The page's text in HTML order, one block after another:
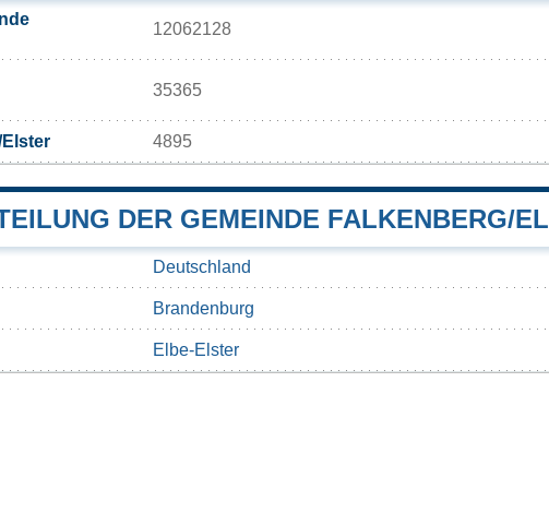
12062128
35365
4895
DER GEMEINDE FALKENBERG/
Deutschland
Brandenburg
Elbe-Elster